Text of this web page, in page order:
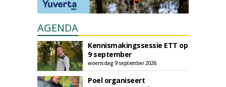
AGENDA
Kennismakingssessie ETT op
9 september
woensdag 9 september 2026
Poel organiseert